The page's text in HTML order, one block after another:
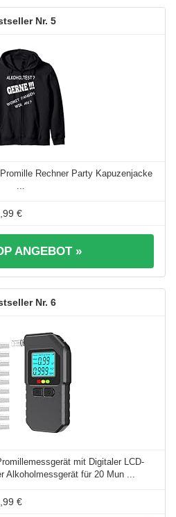
5
Rechner Party Kapuzenjacke
...
€
ANGEBOT »
6
mit Digitaler LCD-
Alkoholmessgerät für 20 Mun ...
€